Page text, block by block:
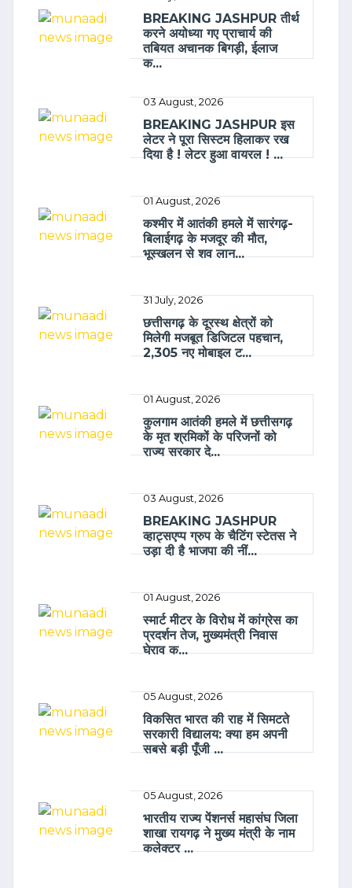
BREAKING JASHPUR तीर्थ
करने अयोध्या गए प्राचार्य की
तबियत अचानक बिगड़ी, ईलाज
क...
03 August, 2026
BREAKING JASHPUR इस
लेटर ने पूरा सिस्टम हिलाकर रख
दिया है ! लेटर हुआ वायरल ! ...
01 August, 2026
कश्मीर में आतंकी हमले में सारंगढ़-
बिलाईगढ़ के मजदूर की मौत,
भूस्खलन से शव लान...
31 July, 2026
छत्तीसगढ़ के दूरस्थ क्षेत्रों को
मिलेगी मजबूत डिजिटल पहचान,
2,305 नए मोबाइल ट...
01 August, 2026
कुलगाम आतंकी हमले में छत्तीसगढ़
के मृत श्रमिकों के परिजनों को
राज्य सरकार दे...
03 August, 2026
BREAKING JASHPUR
व्हाट्सएप्प ग्रुप के चैटिंग स्टेतस ने
उड़ा दी है भाजपा की नीं...
01 August, 2026
स्मार्ट मीटर के विरोध में कांग्रेस का
प्रदर्शन तेज, मुख्यमंत्री निवास
घेराव क...
05 August, 2026
विकसित भारत की राह में सिमटते
सरकारी विद्यालय: क्या हम अपनी
सबसे बड़ी पूँजी ...
05 August, 2026
भारतीय राज्य पेंशनर्स महासंघ जिला
शाखा रायगढ़ ने मुख्य मंत्री के नाम
कलेक्टर ...